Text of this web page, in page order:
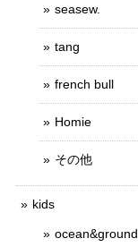
seasew.
tang
french bull
Homie
その他
kids
ocean&ground